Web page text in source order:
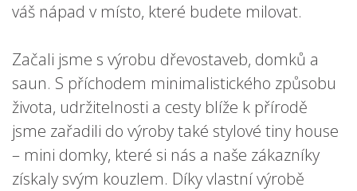
váš nápad v místo, které budete milovat.
Začali jsme s výrobu dřevostaveb, domků a
saun. S příchodem minimalistického způsobu
života, udržitelnosti a cesty blíže k přírodě
jsme zařadili do výroby také stylové tiny house
– mini domky, které si nás a naše zákazníky
získaly svým kouzlem. Díky vlastní výrobě